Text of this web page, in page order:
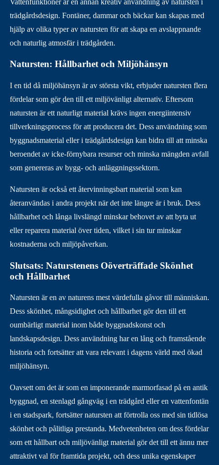
trädgårdsdesign. Fontäner, dammar och bäckar kan skapas med
hjälp av olika typer av natursten för att skapa en avslappnande
och naturlig atmosfär i trädgården.
Natursten: Hållbarhet och Miljöhänsyn
I en tid då miljöhänsyn är av största vikt, erbjuder natursten flera
fördelar som gör den till ett miljövänligt alternativ. Eftersom
natursten är ett naturligt material krävs ingen energiintensiv
tillverkningsprocess för att producera det. Dess användning som
byggnadsmaterial eller i trädgårdsdesign kan bidra till att minska
beroendet av icke-förnybara resurser och minska mängden avfall
som genereras av bygg- och anläggningssektorn.
Natursten är också ett återvinningsbart material som kan
återanvändas i andra projekt när det inte längre är i bruk. Dess
hållbarhet och långa livslängd minskar behovet av att byta ut
eller reparera material över tiden, vilket i sin tur minskar
kostnaderna och miljöpåverkan.
Slutsats: Naturstenens Oöverträffade Skönhet
och Hållbarhet
Natursten är en av naturens mest värdefulla gåvor till människan.
Dess skönhet, mångsidighet och hållbarhet gör den till ett
oumbärligt material inom både byggnadskonst och
landskapsdesign. Dess användning har en lång och framstående
historia och fortsätter att vara relevant i dagens värld med ökad
miljöhänsyn.
Oavsett om det är som en imponerande marmorfasad på en antik
byggnad, en stenlagd gångväg i en trädgård eller en vattenfontän
i en stadspark, fortsätter natursten att förtrolla oss med sin tidlösa
skönhet och pålitliga prestanda. Medvetenheten om dess fördelar
som ett hållbart och miljövänligt material gör det till ett ännu mer
attraktivt val för framtida projekt, och dess unika egenskaper